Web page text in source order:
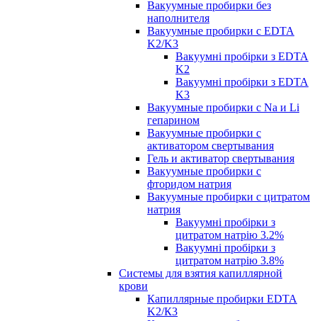
Вакуумные пробирки без
наполнителя
Вакуумные пробирки с EDTA
K2/K3
Вакуумні пробірки з EDTA
K2
Вакуумні пробірки з EDTA
K3
Вакуумные пробирки с Na и Li
гепарином
Вакуумные пробирки с
активатором свертывания
Гель и активатор свертывания
Вакуумные пробирки с
фторидом натрия
Вакуумные пробирки с цитратом
натрия
Вакуумні пробірки з
цитратом натрію 3.2%
Вакуумні пробірки з
цитратом натрію 3.8%
Системы для взятия капиллярной
крови
Капиллярные пробирки EDTA
K2/К3